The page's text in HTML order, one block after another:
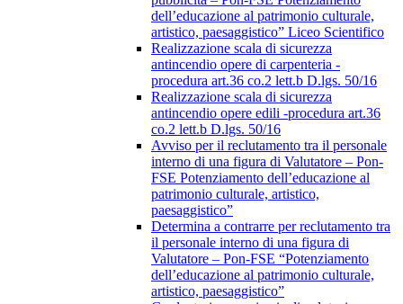
dell’educazione al patrimonio culturale,
artistico, paesaggistico” Liceo Scientifico
Realizzazione scala di sicurezza
antincendio opere di carpenteria -
procedura art.36 co.2 lett.b D.lgs. 50/16
Realizzazione scala di sicurezza
antincendio opere edili -procedura art.36
co.2 lett.b D.lgs. 50/16
Avviso per il reclutamento tra il personale
interno di una figura di Valutatore – Pon-
FSE Potenziamento dell’educazione al
patrimonio culturale, artistico,
paesaggistico”
Determina a contrarre per reclutamento tra
il personale interno di una figura di
Valutatore – Pon-FSE “Potenziamento
dell’educazione al patrimonio culturale,
artistico, paesaggistico”